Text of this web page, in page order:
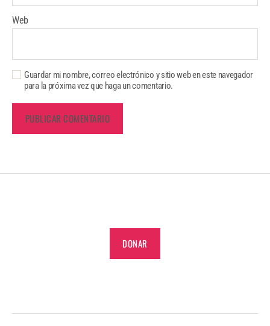
Web
Guardar mi nombre, correo electrónico y sitio web en este navegador
para la próxima vez que haga un comentario.
DONAR